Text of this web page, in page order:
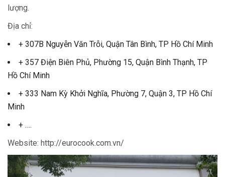
lượng.
Địa chỉ:
+ 307B Nguyễn Văn Trỗi, Quận Tân Bình, TP Hồ Chí Minh
+ 357 Điện Biên Phủ, Phường 15, Quận Bình Thạnh, TP
Hồ Chí Minh
+ 333 Nam Kỳ Khởi Nghĩa, Phường 7, Quận 3, TP Hồ Chí
Minh
+ ….
Website: http://eurocook.com.vn/